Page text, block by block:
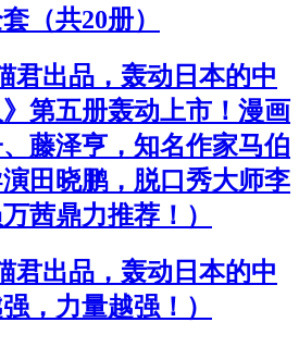
（共20册）
君出品，轰动日本的中
第五册轰动上市！漫画
藤泽亨，知名作家马伯
田晓鹏，脱口秀大师李
茜鼎力推荐！）
君出品，轰动日本的中
，力量越强！）